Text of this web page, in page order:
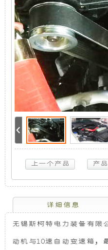
机
组，
是
对
于
放
式
发
系
统
(福
特
F150
应
急
救
援
指
挥
车)
取
力
发
电
机
供
电
系
F150
应
急
救
详细信息
无锡斯柯特电力装备有限
动机与10速自动变速箱，